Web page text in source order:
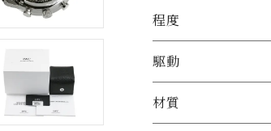
程度
駆動
材質